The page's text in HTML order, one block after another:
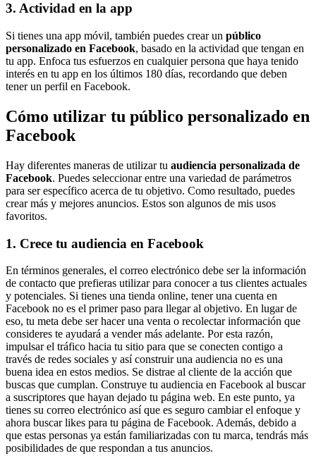
3. Actividad en la app
Si tienes una app móvil, también puedes crear un público
personalizado en Facebook, basado en la actividad que tengan en
tu app. Enfoca tus esfuerzos en cualquier persona que haya tenido
interés en tu app en los últimos 180 días, recordando que deben
tener un perfil en Facebook.
Cómo utilizar tu público personalizado en
Facebook
Hay diferentes maneras de utilizar tu audiencia personalizada de
Facebook. Puedes seleccionar entre una variedad de parámetros
para ser específico acerca de tu objetivo. Como resultado, puedes
crear más y mejores anuncios. Estos son algunos de mis usos
favoritos.
1. Crece tu audiencia en Facebook
En términos generales, el correo electrónico debe ser la información
de contacto que prefieras utilizar para conocer a tus clientes actuales
y potenciales. Si tienes una tienda online, tener una cuenta en
Facebook no es el primer paso para llegar al objetivo. En lugar de
eso, tu meta debe ser hacer una venta o recolectar información que
consideres te ayudará a vender más adelante. Por esta razón,
impulsar el tráfico hacia tu sitio para que se conecten contigo a
través de redes sociales y así construir una audiencia no es una
buena idea en estos medios. Se distrae al cliente de la acción que
buscas que cumplan. Construye tu audiencia en Facebook al buscar
a suscriptores que hayan dejado tu página web. En este punto, ya
tienes su correo electrónico así que es seguro cambiar el enfoque y
ahora buscar likes para tu página de Facebook. Además, debido a
que estas personas ya están familiarizadas con tu marca, tendrás más
posibilidades de que respondan a tus anuncios.